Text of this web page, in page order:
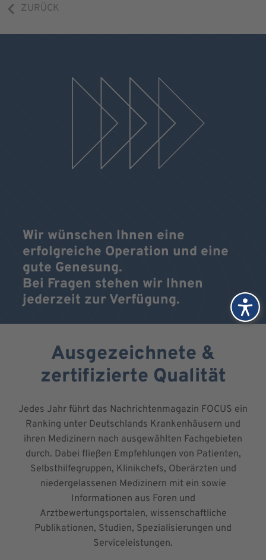
ZURÜCK
Wir wünschen Ihnen eine
erfolgreiche Operation und eine
gute Genesung.
Bei Fragen stehen wir Ihnen
jederzeit zur Verfügung.
Ausgezeichnete &
zertifizierte Qualität
Jedes Jahr führt das Nachrichtenmagazin FOCUS ein
Ranking unter Deutschlands Krankenhäusern und
ihren Medizinern nach ausgewählten Fachgebieten
durch. Dabei fließen Empfehlungen von Patienten,
Selbsthilfegruppen, Klinikchefs, Oberärzten und
niedergelassenen Medizinern mit ein sowie
Informationen aus Foren und
Arztbewertungsportalen, wissenschaftliche
Publikationen, Studien, Spezialisierungen und
Serviceleistungen.